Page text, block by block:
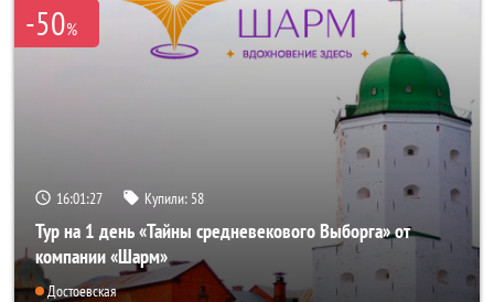
-50%
16:01:26 Купили: 58
Тур на 1 день «Тайны средневекового Выборга» от
компании «Шарм»
Достоевская